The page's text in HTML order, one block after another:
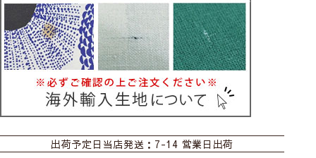
出荷予定日 当店発送：7-14 営業日出荷